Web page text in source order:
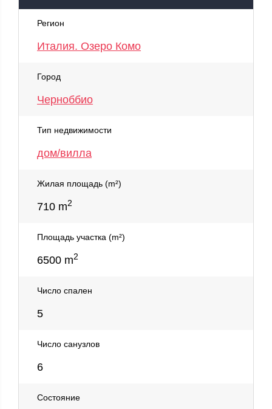
Регион
Италия. Озеро Комо
Город
Черноббио
Тип недвижимости
дом/вилла
Жилая площадь (m²)
710 m2
Площадь участка (m²)
6500 m2
Число спален
5
Число cанузлов
6
Состояние